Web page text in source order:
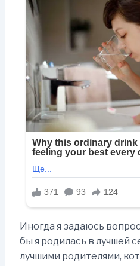
Иногда я задаюсь
бы я родилась в лучшей
лучшими родителями,